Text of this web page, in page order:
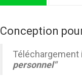
Conception
personnel"